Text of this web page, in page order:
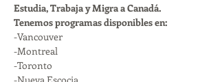
Estudia, Trabaja y Migra a Canadá.
Tenemos programas disponibles en:
-Vancouver
-Montreal
-Toronto
-Nueva Escocia